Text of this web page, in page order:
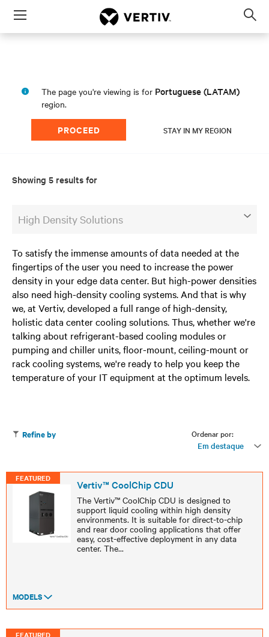
Menu
The page you're viewing is for Portuguese (LATAM)
region.
PROCEED STAY IN MY REGION
Showing 5 results for
High Density Solutions
To satisfy the immense amounts of data needed at the
fingertips of the user you need to increase the power
density in your edge data center. But high-power densities
also need high-density cooling systems. And that is why
we, at Vertiv, developed a full range of high-density,
holistic data center cooling solutions. Thus, whether we're
talking about refrigerant-based cooling modules or
pumping and chiller units, floor-mount, ceiling-mount or
rack cooling systems, we're ready to help you keep the
temperature of your IT equipment at the optimum levels.
Ordenar por:
Em destaque
Refine by
FEATURED Vertiv™ CoolChip CDU
The Vertiv™ CoolChip CDU is designed to
support liquid cooling within high density
environments. It is suitable for direct-to-chip
and rear door cooling applications that offer
easy, cost-effective deployment in any data
center. The...
MODELS
FEATURED